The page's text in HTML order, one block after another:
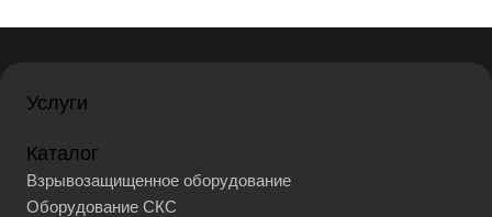
Услуги
Каталог
Взрывозащищенное оборудование
Оборудование СКС